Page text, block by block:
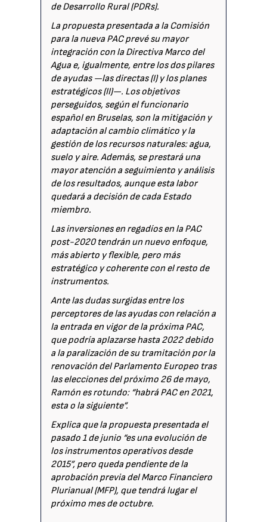
de Desarrollo Rural (PDRs).
La propuesta presentada a la Comisión
para la nueva PAC prevé su mayor
integración con la Directiva Marco del
Agua e, igualmente, entre los dos pilares
de ayudas —las directas (I) y los planes
estratégicos (II)—. Los objetivos
perseguidos, según el funcionario
español en Bruselas, son la mitigación y
adaptación al cambio climático y la
gestión de los recursos naturales: agua,
suelo y aire. Además, se prestará una
mayor atención a seguimiento y análisis
de los resultados, aunque esta labor
quedará a decisión de cada Estado
miembro.
Las inversiones en regadíos en la PAC
post-2020 tendrán un nuevo enfoque,
más abierto y flexible, pero más
estratégico y coherente con el resto de
instrumentos.
Ante las dudas surgidas entre los
perceptores de las ayudas con relación a
la entrada en vigor de la próxima PAC,
que podría aplazarse hasta 2022 debido
a la paralización de su tramitación por la
renovación del Parlamento Europeo tras
las elecciones del próximo 26 de mayo,
Ramón es rotundo: “habrá PAC en 2021,
esta o la siguiente”.
Explica que la propuesta presentada el
pasado 1 de junio “es una evolución de
los instrumentos operativos desde
2015”, pero queda pendiente de la
aprobación previa del Marco Financiero
Plurianual (MFP), que tendrá lugar el
próximo mes de octubre.